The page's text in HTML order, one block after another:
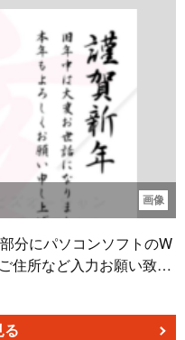
画像
分にパソコンソフトのW
住所など入力お願い致し
る